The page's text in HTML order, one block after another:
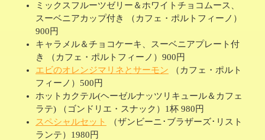
ミックスフルーツゼリー＆ホワイトチョコムース、
スーベニアカップ付き （カフェ・ポルトフィーノ）
900円
キャラメル＆チョコケーキ、スーベニアプレート付
き （カフェ・ポルトフィーノ）900円
エビのオレンジマリネとサーモン （カフェ・ポルト
フィーノ）500円
ホットカクテル(ヘーゼルナッツリキュール＆カフェ
ラテ) （ゴンドリエ・スナック）1杯 980円
スペシャルセット
（ザンビーニ･ブラザーズ･リスト
ランテ）1980円